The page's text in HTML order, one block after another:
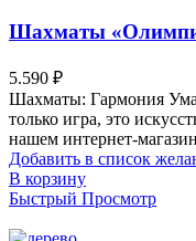
Шахматы
5.590 ₽
Шахматы: Гармония
только игра, это
нашем интернет-
Добавить в список
В корзину
Быстрый Просмотр